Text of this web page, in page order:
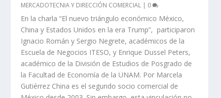
MERCADOTECNIA Y DIRECCIÓN COMERCIAL | 0
En la charla “El nuevo triángulo económico México,
China y Estados Unidos en la era Trump”, participaron
Ignacio Román y Sergio Negrete, académicos de la
Escuela de Negocios ITESO, y Enrique Dussel Peters,
académico de la División de Estudios de Posgrado de
la Facultad de Economía de la UNAM. Por Marcela
Gutiérrez China es el segundo socio comercial de